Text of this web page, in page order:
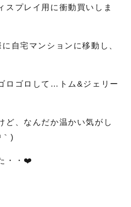
スプレイ用に衝動買いしま
自宅マンションに移動し、
ロゴロして…トム&ジェリー
ど、なんだか温かい気がし
)
・・❤️
送信する